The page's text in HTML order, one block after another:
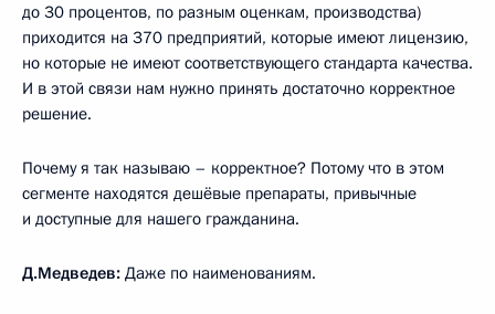
до 30 процентов, по разным оценкам, производства)
приходится на 370 предприятий, которые имеют лицензию,
но которые не имеют соответствующего стандарта качества.
И в этой связи нам нужно принять достаточно корректное
решение.
Почему я так называю – корректное? Потому что в этом
сегменте находятся дешёвые препараты, привычные
и доступные для нашего гражданина.
Д.Медведев: Даже по наименованиям.